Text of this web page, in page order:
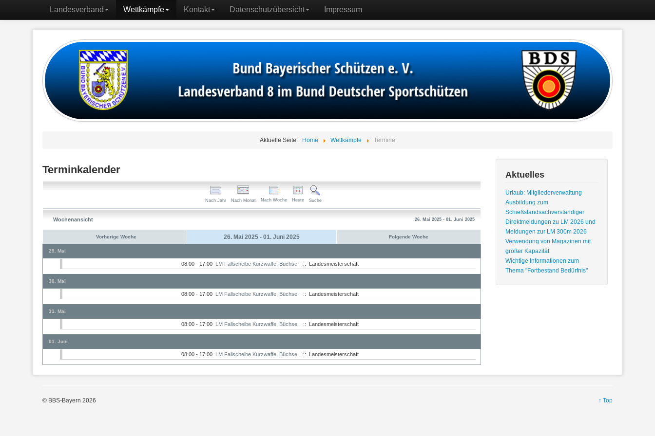
Landesverband Wettkämpfe Kontakt Datenschutzübersicht Impressum
Aktuelle Seite: Home Wettkämpfe Termine
Terminkalender
Nach Jahr Nach Monat Nach Woche Heute Suche
Wochenansicht 26. Mai 2025 - 01. Juni 2025
Vorherige Woche 26. Mai 2025 - 01. Juni 2025 Folgende Woche
29. Mai
08:00 - 17:00 LM Fallscheibe Kurzwaffe, Büchse :: Landesmeisterschaft
30. Mai
08:00 - 17:00 LM Fallscheibe Kurzwaffe, Büchse :: Landesmeisterschaft
31. Mai
08:00 - 17:00 LM Fallscheibe Kurzwaffe, Büchse :: Landesmeisterschaft
01. Juni
08:00 - 17:00 LM Fallscheibe Kurzwaffe, Büchse :: Landesmeisterschaft
Aktuelles
Urlaub: Mitgliederverwaltung
Ausbildung zum
Schießstandsachverständiger
Direktmeldungen zu LM 2026 und
Meldungen zur LM 300m 2026
Verwendung von Magazinen mit
größer Kapazität
Wichtige Informationen zum
Thema "Fortbestand Bedürfnis"
↑ Top
© BBS-Bayern 2026